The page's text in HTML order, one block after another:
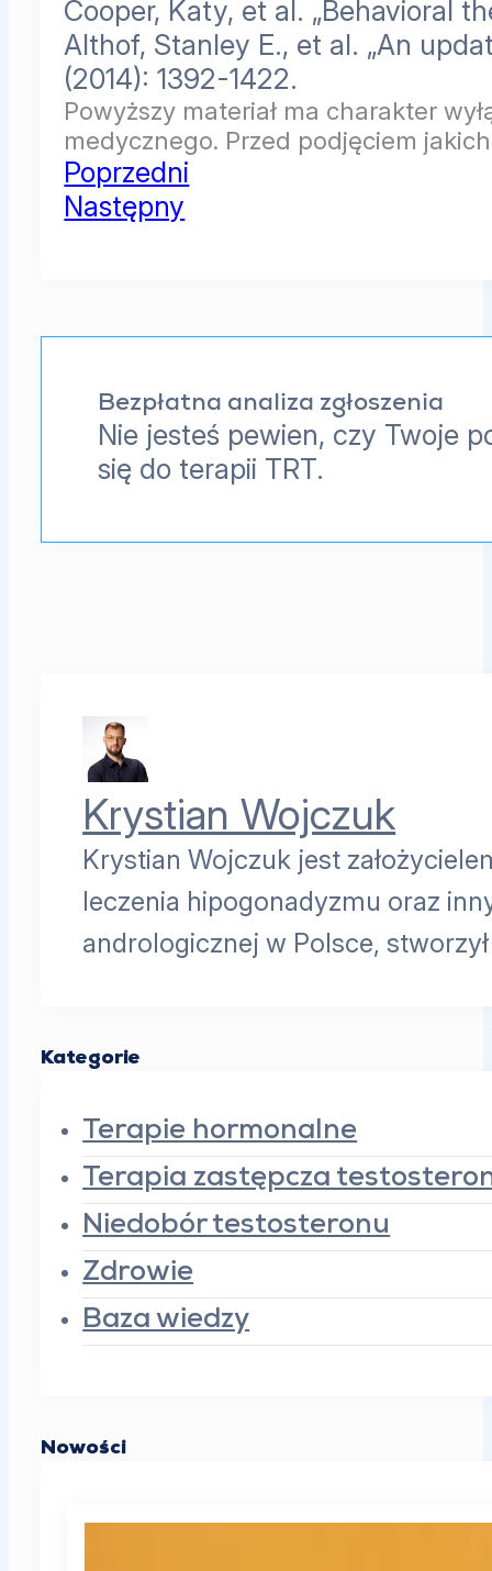
Cooper, Katy, et al. „Behavioral
Althof, Stanley E., et al. „An
(2014): 1392-1422.
Powyższy materiał ma charakter
medycznego. Przed podjęciem
Poprzedni
Następny
Bezpłatna analiza zgłoszenia
Nie jesteś pewien, czy Twoje
się do terapii TRT.
Krystian Wojczuk
Krystian Wojczuk jest
leczenia hipogonadyzmu oraz
andrologicznej w Polsce,
Kategorie
Terapie hormonalne
Terapia zastępcza
Niedobór testosteronu
Zdrowie
Baza wiedzy
Nowości